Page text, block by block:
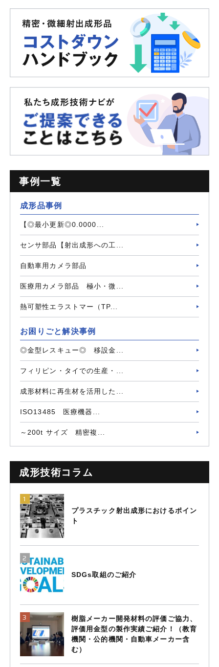
事例一覧
成形品事例
【◎最小更新◎0.0000...
センサ部品【射出成形への工...
自動車用カメラ部品
医療用カメラ部品 極小・微...
熱可塑性エラストマー（TP...
お困りごと解決事例
◎金型レスキュー◎ 移設金...
フィリピン・タイでの生産・...
成形材料に再生材を活用した...
ISO13485 医療機器...
～200t サイズ 精密複...
成形技術コラム
プラスチック射出成形におけるポイン
ト
SDGs取組のご紹介
樹脂メーカー開発材料の評価ご協力、
評価用金型の製作実績ご紹介！（教育
機関・公的機関・自動車メーカー含
む）